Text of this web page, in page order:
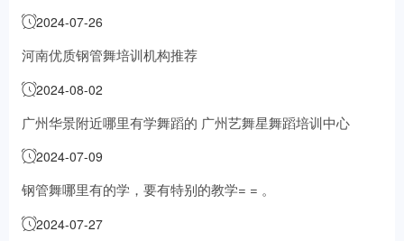
2024-07-26
河南优质钢管舞培训机构推荐
2024-08-02
广州华景附近哪里有学舞蹈的 广州艺舞星舞蹈培训中心
2024-07-09
钢管舞哪里有的学，要有特别的教学= = 。
2024-07-27